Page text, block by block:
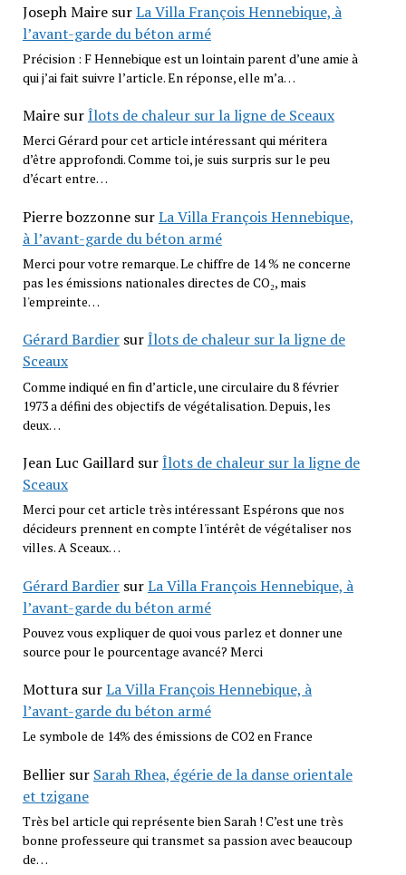
Joseph MairesurLa Villa François Hennebique, à
l’avant-garde du béton armé
Précision : F Hennebique est un lointain parent d’une amie à
qui j’ai fait suivre l’article. En réponse, elle m’a…
MairesurÎlots de chaleur sur la ligne de Sceaux
Merci Gérard pour cet article intéressant qui méritera
d’être approfondi. Comme toi, je suis surpris sur le peu
d’écart entre…
Pierre bozzonnesurLa Villa François Hennebique,
à l’avant-garde du béton armé
Merci pour votre remarque. Le chiffre de 14 % ne concerne
pas les émissions nationales directes de CO₂, mais
l'empreinte…
Gérard BardiersurÎlots de chaleur sur la ligne de
Sceaux
Comme indiqué en fin d’article, une circulaire du 8 février
1973 a défini des objectifs de végétalisation. Depuis, les
deux…
Jean Luc GaillardsurÎlots de chaleur sur la ligne de
Sceaux
Merci pour cet article très intéressant Espérons que nos
décideurs prennent en compte l'intérêt de végétaliser nos
villes. A Sceaux…
Gérard BardiersurLa Villa François Hennebique, à
l’avant-garde du béton armé
Pouvez vous expliquer de quoi vous parlez et donner une
source pour le pourcentage avancé? Merci
MotturasurLa Villa François Hennebique, à
l’avant-garde du béton armé
Le symbole de 14% des émissions de CO2 en France
Belliersur Sarah Rhea, égérie de la danse orientale
et tzigane
Très bel article qui représente bien Sarah ! C’est une très
bonne professeure qui transmet sa passion avec beaucoup
de…